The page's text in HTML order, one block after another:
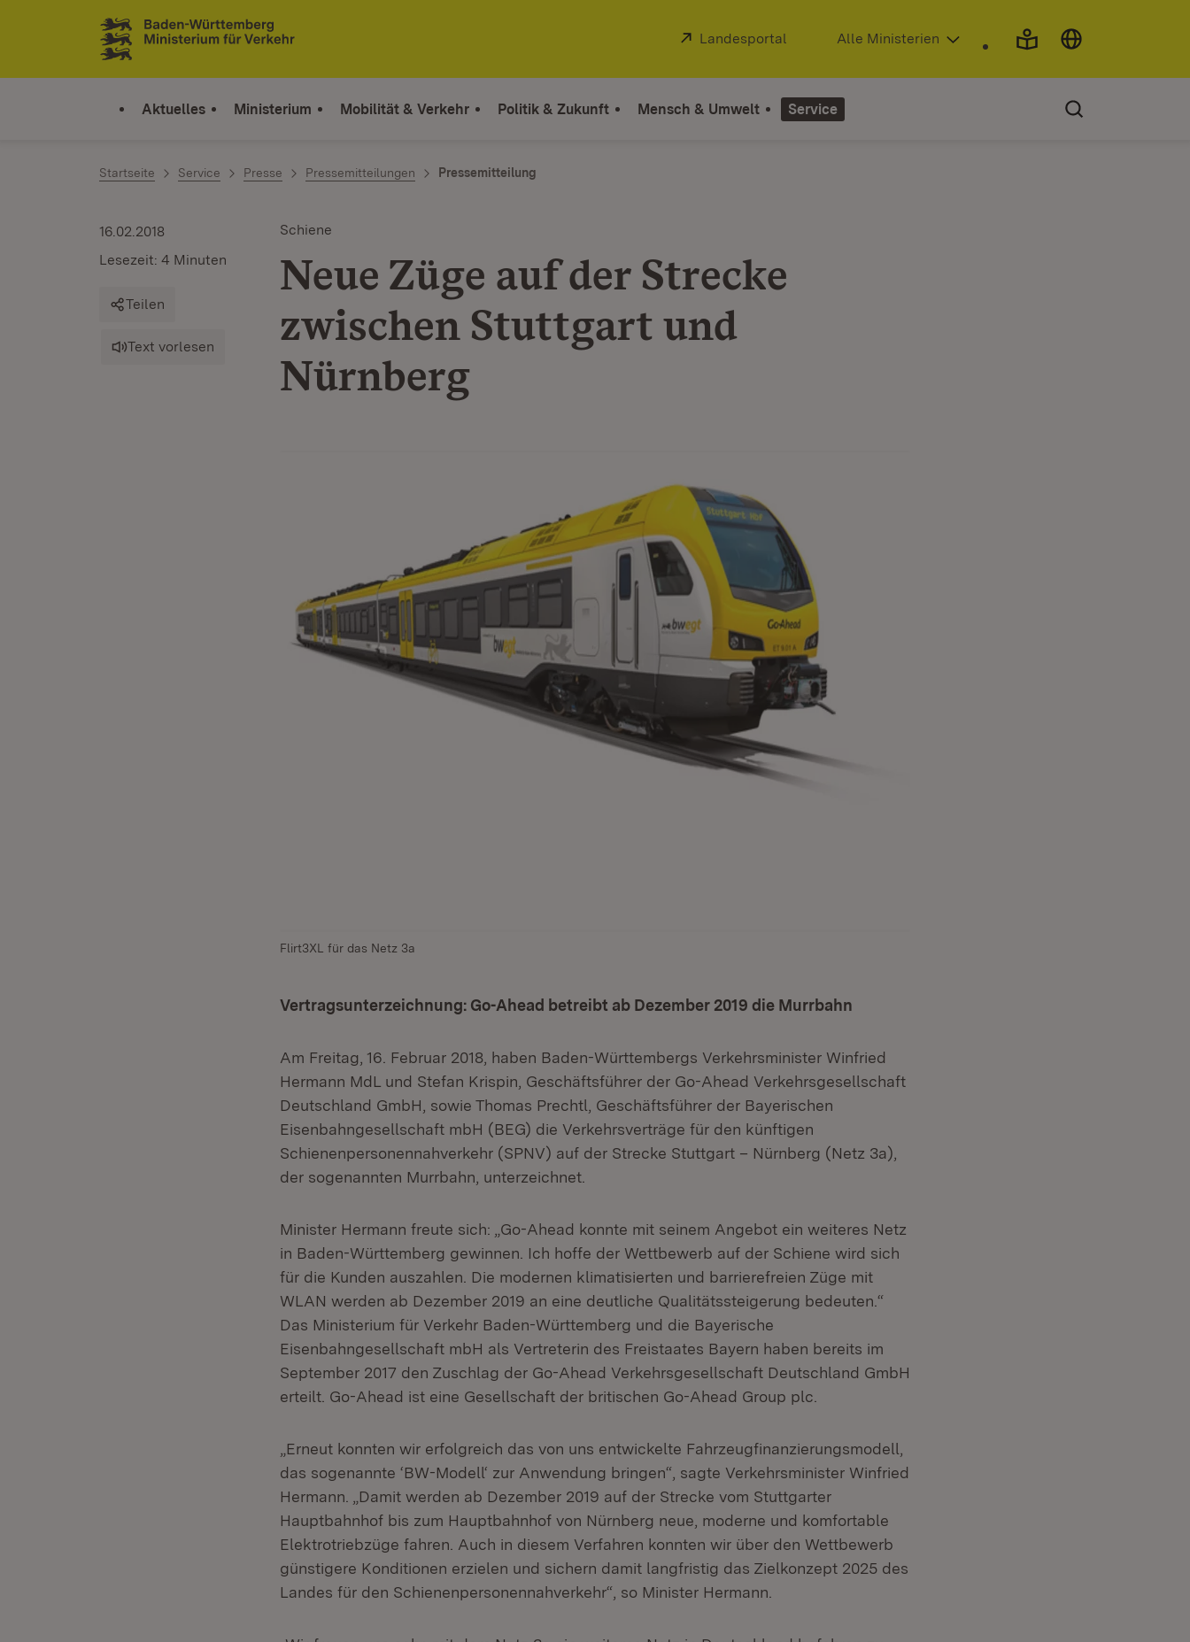
Zum Inhalt springen
Link zur Startseite
Extern:
Landesportal (Öffnet in neuem Fenster)
Alle Ministerien
Aktuelles Ministerium Mobilität & Verkehr Politik & Zukunft Mensch & Umwelt Service
Startseite Service Presse Pressemitteilungen Pressemitteilung
Schiene
Neue Züge auf der Strecke
zwischen Stuttgart und
Nürnberg
16.02.2018
Lesezeit: 4 Minuten
Teilen
Text vorlesen
Flirt3XL für das Netz 3a
Vertragsunterzeichnung: Go-Ahead betreibt ab Dezember 2019 die Murrbahn
Am Freitag, 16. Februar 2018, haben Baden-Württembergs Verkehrsminister Winfried
Hermann MdL und Stefan Krispin, Geschäftsführer der Go-Ahead Verkehrsgesellschaft
Deutschland GmbH, sowie Thomas Prechtl, Geschäftsführer der Bayerischen
Eisenbahngesellschaft mbH (BEG) die Verkehrsverträge für den künftigen
Schienenpersonennahverkehr (SPNV) auf der Strecke Stuttgart – Nürnberg (Netz 3a),
der sogenannten Murrbahn, unterzeichnet.
Minister Hermann freute sich: „Go-Ahead konnte mit seinem Angebot ein weiteres Netz
in Baden-Württemberg gewinnen. Ich hoffe der Wettbewerb auf der Schiene wird sich
für die Kunden auszahlen. Die modernen klimatisierten und barrierefreien Züge mit
WLAN werden ab Dezember 2019 an eine deutliche Qualitätssteigerung bedeuten.“
Das Ministerium für Verkehr Baden-Württemberg und die Bayerische
Eisenbahngesellschaft mbH als Vertreterin des Freistaates Bayern haben bereits im
September 2017 den Zuschlag der Go-Ahead Verkehrsgesellschaft Deutschland GmbH
erteilt. Go-Ahead ist eine Gesellschaft der britischen Go-Ahead Group plc.
„Erneut konnten wir erfolgreich das von uns entwickelte Fahrzeugfinanzierungsmodell,
das sogenannte ‘BW-Modell‘ zur Anwendung bringen“, sagte Verkehrsminister Winfried
Hermann. „Damit werden ab Dezember 2019 auf der Strecke vom Stuttgarter
Hauptbahnhof bis zum Hauptbahnhof von Nürnberg neue, moderne und komfortable
Elektrotriebzüge fahren. Auch in diesem Verfahren konnten wir über den Wettbewerb
günstigere Konditionen erzielen und sichern damit langfristig das Zielkonzept 2025 des
Landes für den Schienenpersonennahverkehr“, so Minister Hermann.